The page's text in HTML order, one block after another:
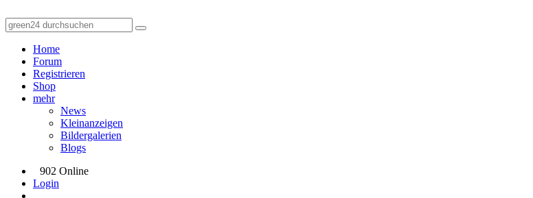
Home
Forum
Registrieren
Shop
mehr
News
Kleinanzeigen
Bildergalerien
Blogs
902 Online
Login